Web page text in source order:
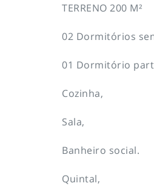
TERRENO 200 M²
02 Dormitórios
01 Dormitório
Cozinha,
Sala,
Banheiro social.
Quintal,